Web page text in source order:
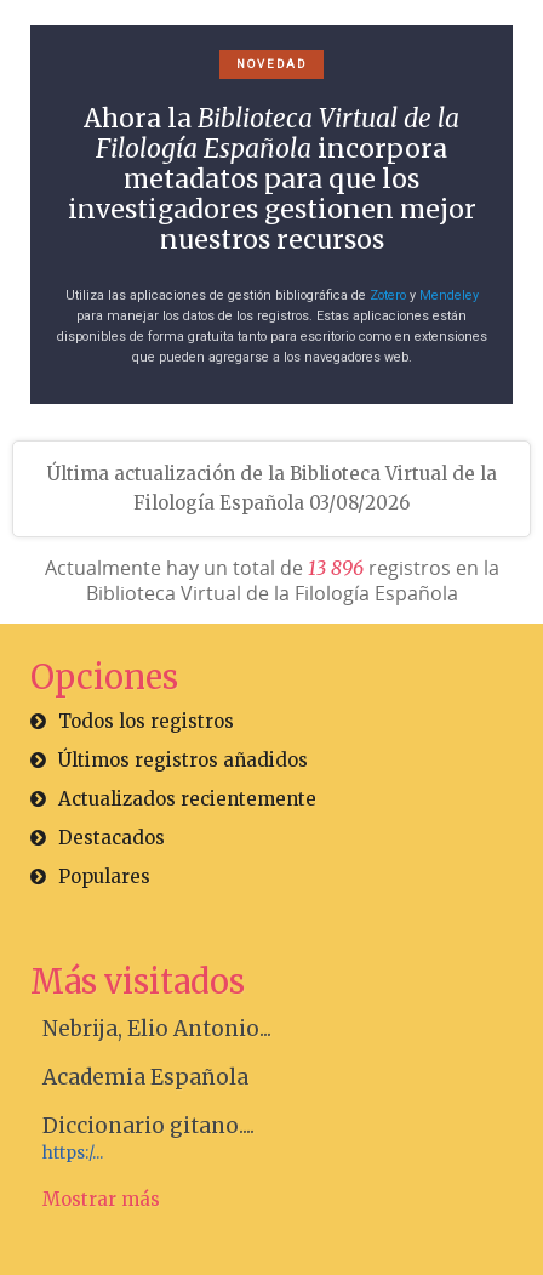
NOVEDAD
Ahora laBiblioteca Virtual de la
Filología Española incorpora
metadatos para que los
investigadores gestionen mejor
nuestros recursos
Utiliza las aplicaciones de gestión bibliográfica de Zoteroy Mendeley
para manejar los datos de los registros. Estas aplicaciones están
disponibles de forma gratuita tanto para escritorio como en extensiones
que pueden agregarse a los navegadores web.
Última actualización de la Biblioteca Virtual de la
Filología Española 03/08/2026
Actualmente hay un total de 13 896registros en la
Biblioteca Virtual de la Filología Española
Opciones
Todos los registros
Últimos registros añadidos
Actualizados recientemente
Destacados
Populares
Más visitados
Nebrija, Elio Antonio...
Academia Española
Diccionario gitano....
https:/...
Mostrar más